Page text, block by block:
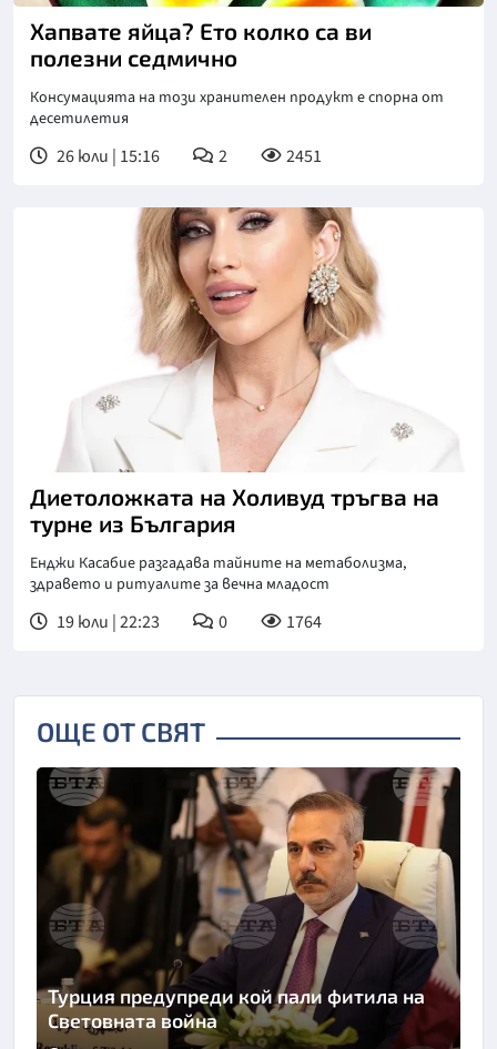
Хапвате яйца? Ето колко са ви
полезни седмично
Консумацията на този хранителен продукт е спорна от
десетилетия
26 юли | 15:16 2 2451
Диетоложката на Холивуд тръгва на
турне из България
Енджи Касабие разгадава тайните на метаболизма,
здравето и ритуалите за вечна младост
19 юли | 22:23 0 1764
ОЩЕ ОТ СВЯТ
Турция предупреди кой пали фитила на
Световната война